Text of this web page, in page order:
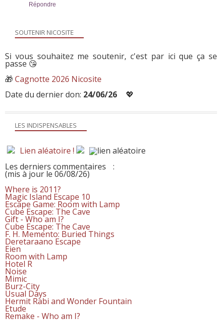
Répondre
LES INDISPENSABLES
Lien aléatoire !
Les derniers commentaires
:
(mis à jour le 06/08/26)
Where is 2011?
Magic Island Escape 10
Escape Game: Room with Lamp
Cube Escape: The Cave
Gift - Who am I?
Cube Escape: The Cave
F. H. Memento: Buried Things
Deretaraano Escape
Eien
Room with Lamp
Hotel R
Noise
Mimic
Burz-City
Usual Days
Hermit Rabi and Wonder Fountain
Etude
Remake - Who am I?
SOUTENIR NICOSITE
Si vous souhaitez me soutenir, c'est par ici que ça se
passe 😘
🎁 Cagnotte 2026 Nicosite
Date du dernier don: 24/06/26 💖